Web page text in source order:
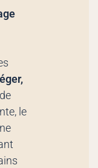
léger,
le